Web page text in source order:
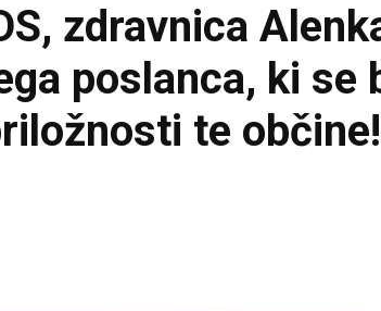
zdravnica
poslanca, ki se
te občine!